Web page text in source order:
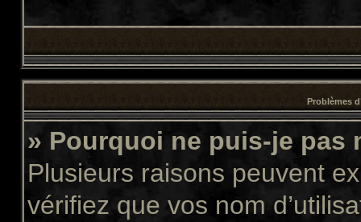
Problèmes
» Pourquoi ne puis-je pas
Plusieurs raisons peuvent
vérifiez que vos nom